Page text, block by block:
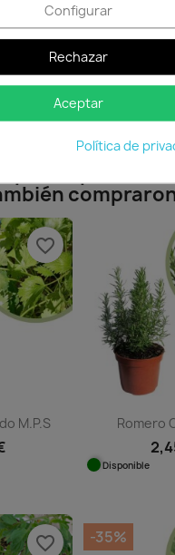
M.P.S
favorite_border
Romero
Disponible
favorite_border -35%
Configurar
Rechazar
Aceptar
Política de